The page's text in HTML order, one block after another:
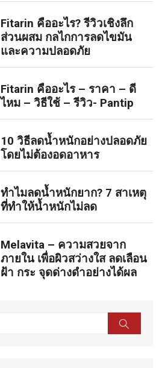
Fitarin คืออะไร? รีวิวเชิงลึก
ส่วนผสม กลไกการลดไขมัน
และความปลอดภัย
Fitarin คืออะไร – ราคา – ดี
ไหม – วิธีใช้ – รีวิว- Pantip
10 วิธีลดน้ำหนักอย่างปลอดภัย
โดยไม่ต้องอดอาหาร
ทำไมลดน้ำหนักยาก? 7 สาเหตุ
ที่ทำให้น้ำหนักไม่ลด
Melavita – ความสวยจาก
ภายใน เพื่อผิวสว่างใส ลดเลือน
ฝ้า กระ จุดด่างดำอย่างได้ผล